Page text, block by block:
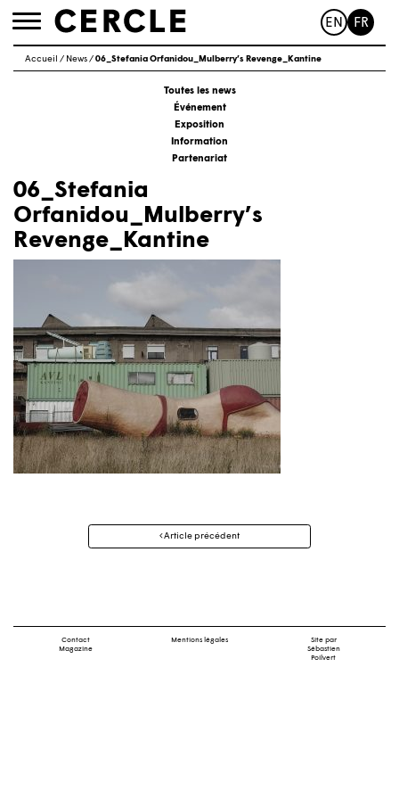
Toggle
EN FR
Accueil / News/06_Stefania Orfanidou_Mulberry’s Revenge_Kantine
Toutes les news
Événement
Exposition
Information
Partenariat
06_Stefania
Orfanidou_Mulberry’s
Revenge_Kantine
Navigation
Article précédent
Contact
Magazine
Mentions légales
Site par
Sébastien
Poilvert